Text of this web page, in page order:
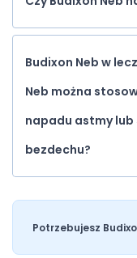
Budixon Neb w
Neb można
napadu astmy
bezdechu?
Potrzebujesz